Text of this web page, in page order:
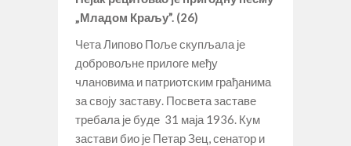
„Младом Краљу”. (26)
Чета Липово Поље скупљала је
добровољне прилоге међу
члановима и патриотским грађанима
за своју заставу. Посвета заставе
требала је буде 31 маја 1936. Кум
застави био је Петар Зец, сенатор и